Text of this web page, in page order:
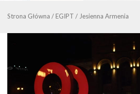
Strona Główna / EGIPT / Jesienna Armenia